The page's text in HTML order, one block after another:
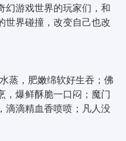
幻游戏世界的玩家们，和
世界碰撞，改变自己也改
蒸，肥嫩绵软好生吞；佛
，爆鲜酥脆一口闷；魔门
滴滴精血香喷喷；凡人没